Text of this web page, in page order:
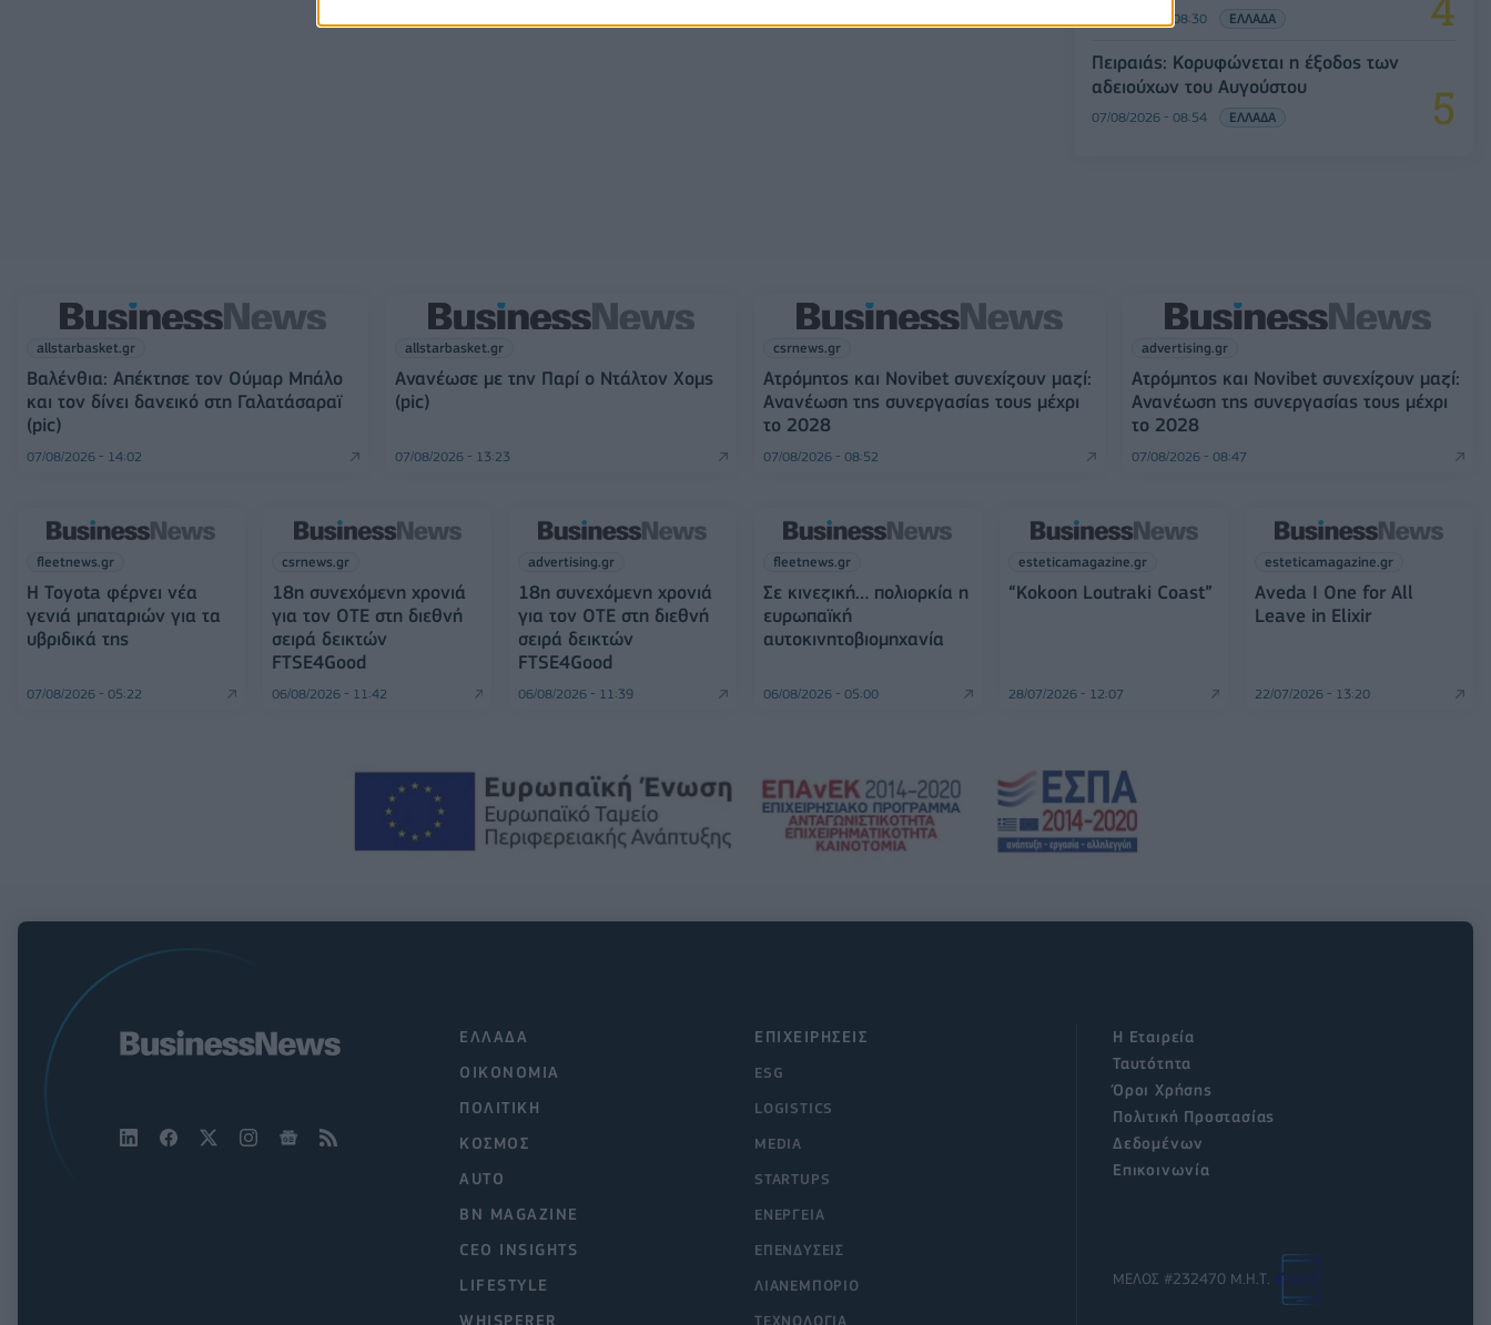
07/08/2026 - 08:30 ΕΛΛΑΔΑ
Πειραιάς: Κορυφώνεται η έξοδος των
αδειούχων του Αυγούστου
07/08/2026 - 08:54 ΕΛΛΑΔΑ
allstarbasket.gr
Βαλένθια: Απέκτησε τον Ούμαρ Μπάλο
και τον δίνει δανεικό στη Γαλατάσαραϊ
(pic)
07/08/2026 - 14:02
allstarbasket.gr
Ανανέωσε με την Παρί ο Ντάλτον Χομς
(pic)
07/08/2026 - 13:23
csrnews.gr
Ατρόμητος και Novibet συνεχίζουν μαζί:
Ανανέωση της συνεργασίας τους μέχρι
το 2028
07/08/2026 - 08:52
advertising.gr
Ατρόμητος και Novibet συνεχίζουν μαζί:
Ανανέωση της συνεργασίας τους μέχρι
το 2028
07/08/2026 - 08:47
fleetnews.gr
Η Toyota φέρνει νέα
γενιά μπαταριών για τα
υβριδικά της
07/08/2026 - 05:22
csrnews.gr
18η συνεχόμενη χρονιά
για τον ΟΤΕ στη διεθνή
σειρά δεικτών
FTSE4Good
06/08/2026 - 11:42
advertising.gr
18η συνεχόμενη χρονιά
για τον ΟΤΕ στη διεθνή
σειρά δεικτών
FTSE4Good
06/08/2026 - 11:39
fleetnews.gr
Σε κινεζική… πολιορκία η
ευρωπαϊκή
αυτοκινητοβιομηχανία
06/08/2026 - 05:00
esteticamagazine.gr
“Kokoon Loutraki Coast”
28/07/2026 - 12:07
esteticamagazine.gr
Aveda I One for All
Leave in Elixir
22/07/2026 - 13:20
ΕΠΙΧΕΙΡΗΣΕΙΣ
ESG
LOGISTICS
MEDIA
STARTUPS
ΕΝΕΡΓΕΙΑ
ΕΠΕΝΔΥΣΕΙΣ
ΛΙΑΝΕΜΠΟΡΙΟ
ΤΕΧΝΟΛΟΓΙΑ
ΕΛΛΑΔΑ
ΟΙΚΟΝΟΜΙΑ
ΠΟΛΙΤΙΚΗ
ΚΟΣΜΟΣ
AUTO
BN MAGAZINE
CEO INSIGHTS
LIFESTYLE
WHISPERER
Η Εταιρεία
Ταυτότητα
Όροι Χρήσης
Πολιτική Προστασίας
Δεδομένων
Επικοινωνία
ΜΕΛΟΣ #232470 Μ.Η.Τ.